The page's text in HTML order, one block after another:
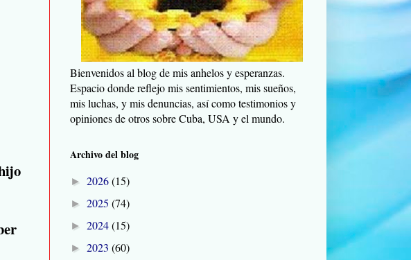
Bienvenidos al blog de mis anhelos y esperanzas.
Espacio donde reflejo mis sentimientos, mis sueños,
mis luchas, y mis denuncias, así como testimonios y
opiniones de otros sobre Cuba, USA y el mundo.
Archivo del blog
► 2026(15)
► 2025 (74)
► 2024(15)
► 2023 (60)